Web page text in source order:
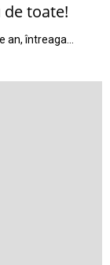
de toate!
an, întreaga…